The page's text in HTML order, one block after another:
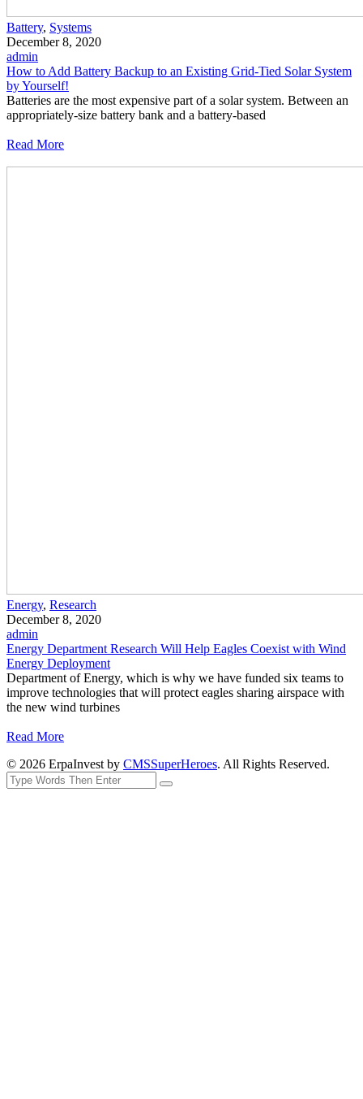
Battery, Systems
December 8, 2020
admin
How to Add Battery Backup to an Existing Grid-Tied Solar System
by Yourself!
Batteries are the most expensive part of a solar system. Between an
appropriately-size battery bank and a battery-based
Read More
Energy, Research
December 8, 2020
admin
Energy Department Research Will Help Eagles Coexist with Wind
Energy Deployment
Department of Energy, which is why we have funded six teams to
improve technologies that will protect eagles sharing airspace with
the new wind turbines
Read More
© 2026 ErpaInvest by CMSSuperHeroes. All Rights Reserved.